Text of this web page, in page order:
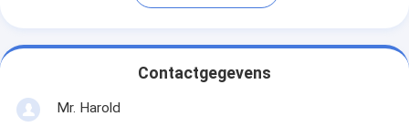
Contactgegevens
Mr. Harold